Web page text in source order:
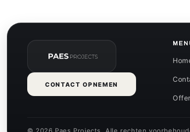
CONTACT OPNEMEN
© 2026 Paes Projects. Alle rechten